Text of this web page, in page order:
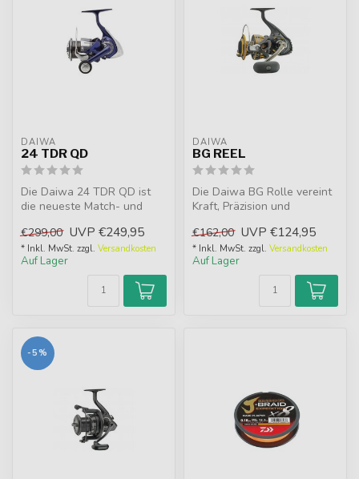
DAIWA
24 TDR QD
Die Daiwa 24 TDR QD ist
die neueste Match- und
Design. ...
€299,00 UVP €249,95
* Inkl. MwSt. zzgl. Versandkosten
Auf Lager
DAIWA
BG REEL
Die Daiwa BG Rolle vereint
Kraft, Präzision und
Aluminiumgehäus...
€162,00 UVP €124,95
* Inkl. MwSt. zzgl. Versandkosten
Auf Lager
-5%